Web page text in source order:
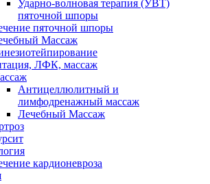
Ударно-волновая терапия (УВТ)
пяточной шпоры
пяточной шпоры
Массаж
ЛФК, массаж
Антицеллюлитный и
лимфодренажный массаж
Лечебный Массаж
кардионевроза